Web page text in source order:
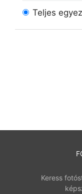
Teljes
Keress